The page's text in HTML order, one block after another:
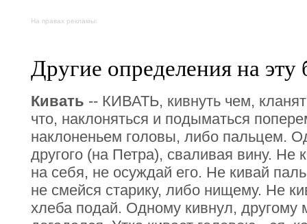
На правах рекламы:
Другие определения на эту
Кивать -- КИВАТЬ, кивнуть чем,
что, наклоняться и подыматься
наклоненьем головы, либо пальцем.
другого (на Петра), сваливая вину. Не
на себя, не осуждай его. Не кивай
не смейся старику, либо нищему. Не
хлеба подай. Одному кивнул, другому